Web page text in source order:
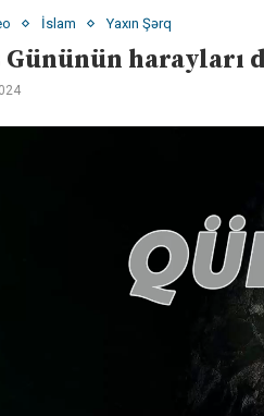
İslam Yaxın Şərq
Gününün harayları